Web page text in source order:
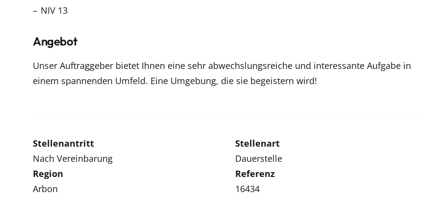
NIV 13
Angebot
Unser Auftraggeber bietet Ihnen eine sehr abwechslungsreiche und interessante Aufgabe in
einem spannenden Umfeld. Eine Umgebung, die sie begeistern wird!
Stellenantritt
Nach Vereinbarung
Stellenart
Dauerstelle
Region
Arbon
Referenz
16434